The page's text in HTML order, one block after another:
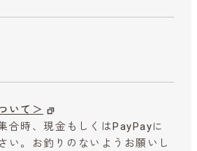
いて＞
合時、現金もしくはPayPayに
い。お釣りのないようお願いし